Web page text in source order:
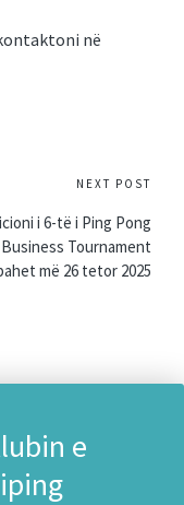
në
NEXT POST
i 6-të i Ping Pong
Business Tournament
më 26 tetor 2025
e